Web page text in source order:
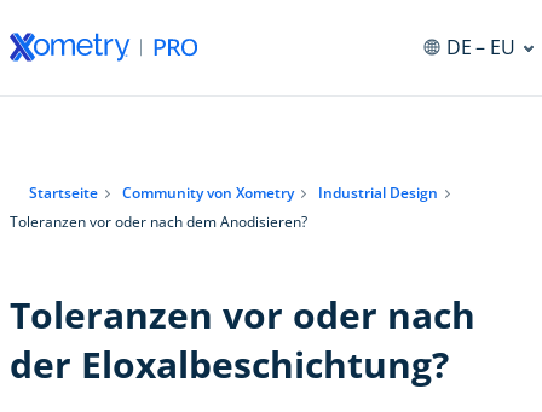
DE– EU
Startseite Community von Xometry
Industrial Design
Toleranzen vor oder nach dem Anodisieren?
Toleranzen vor oder nach
der Eloxalbeschichtung?